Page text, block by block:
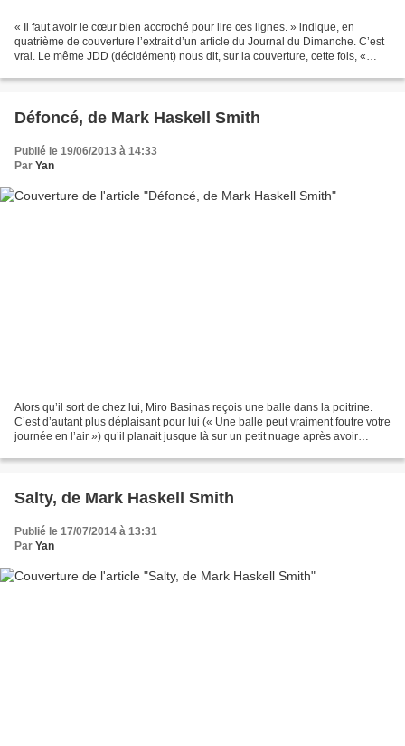
« Il faut avoir le cœur bien accroché pour lire ces lignes. » indique, en
quatrième de couverture l’extrait d’un article du Journal du Dimanche. C’est
vrai. Le même JDD (décidément) nous dit, sur la couverture, cette fois, «
Défoncé, de Mark Haskell Smith
Publié le 19/06/2013 à 14:33
Par Yan
Alors qu’il sort de chez lui, Miro Basinas reçois une balle dans la poitrine.
C’est d’autant plus déplaisant pour lui (« Une balle peut vraiment foutre votre
journée en l’air ») qu’il planait jusque là sur un petit nuage après avoir
Salty, de Mark Haskell Smith
Publié le 17/07/2014 à 13:31
Par Yan